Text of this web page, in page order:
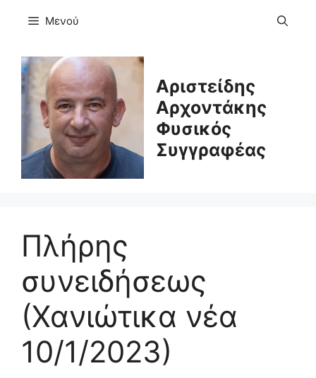
Μενού
Αριστείδης
Αρχοντάκης
Φυσικός
Συγγραφέας
Πλήρης
συνειδήσεως
(Χανιώτικα νέα
10/1/2023)